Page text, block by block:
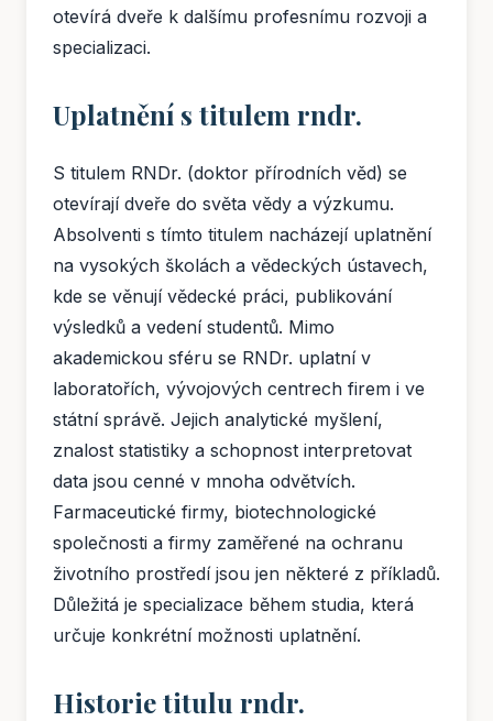
otevírá dveře k dalšímu profesnímu rozvoji a
specializaci.
Uplatnění s titulem rndr.
S titulem RNDr. (doktor přírodních věd) se
otevírají dveře do světa vědy a výzkumu.
Absolventi s tímto titulem nacházejí uplatnění
na vysokých školách a vědeckých ústavech,
kde se věnují vědecké práci, publikování
výsledků a vedení studentů. Mimo
akademickou sféru se RNDr. uplatní v
laboratořích, vývojových centrech firem i ve
státní správě. Jejich analytické myšlení,
znalost statistiky a schopnost interpretovat
data jsou cenné v mnoha odvětvích.
Farmaceutické firmy, biotechnologické
společnosti a firmy zaměřené na ochranu
životního prostředí jsou jen některé z příkladů.
Důležitá je specializace během studia, která
určuje konkrétní možnosti uplatnění.
Historie titulu rndr.